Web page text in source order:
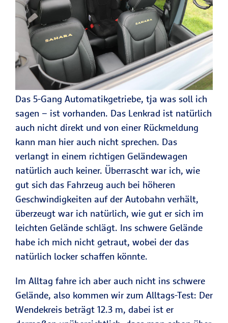
Das 5-Gang Automatikgetriebe, tja was soll ich
sagen – ist vorhanden. Das Lenkrad ist natürlich
auch nicht direkt und von einer Rückmeldung
kann man hier auch nicht sprechen. Das
verlangt in einem richtigen Geländewagen
natürlich auch keiner. Überrascht war ich, wie
gut sich das Fahrzeug auch bei höheren
Geschwindigkeiten auf der Autobahn verhält,
überzeugt war ich natürlich, wie gut er sich im
leichten Gelände schlägt. Ins schwere Gelände
habe ich mich nicht getraut, wobei der das
natürlich locker schaffen könnte.
Im Alltag fahre ich aber auch nicht ins schwere
Gelände, also kommen wir zum Alltags-Test: Der
Wendekreis beträgt 12.3 m, dabei ist er